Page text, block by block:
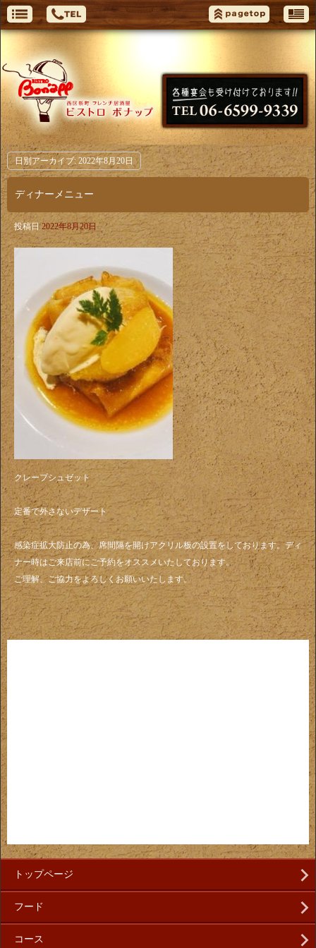
日別アーカイブ: 2022年8月20日
ディナーメニュー
投稿日 2022年8月20日
クレープシュゼット
定番で外さないデザート
感染症拡大防止の為、席間隔を開けアクリル板の設置をしております。ディ
ナー時はご来店前にご予約をオススメいたしております。
ご理解、ご協力をよろしくお願いいたします。
トップページ
フード
コース